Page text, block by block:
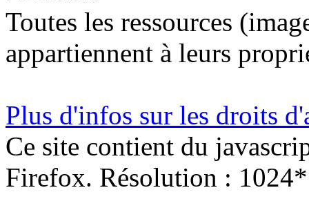
Toutes les ressources
appartiennent à leurs
Plus d'infos sur les droits
Ce site contient du
Firefox. Résolution :